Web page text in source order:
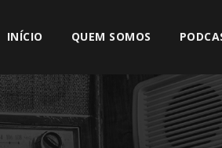
INÍCIO QUEM SOMOS